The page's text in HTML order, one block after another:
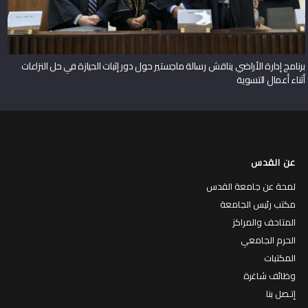
برنامج إدارة الأراضي يناقش رسالة ماجستير حول دور إثبات الحيازة في حل النزاعات
أثناء أعمال التسوية
عن القدس
لمحة عن جامعة القدس
مكتب رئيس الجامعة
المتاحف والمراكز
الحرم الجامعي
المكتبات
وظائف شاغرة
إتـصل بنا